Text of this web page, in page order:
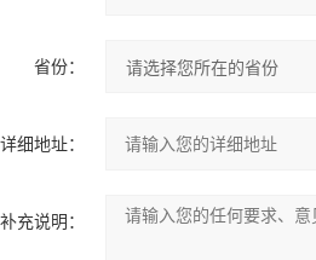
省份：
详细地址：
补充说明：